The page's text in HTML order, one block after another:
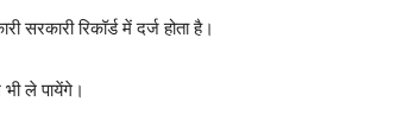
रिकॉर्ड में दर्ज होता है।
भी ले पायेंगे।